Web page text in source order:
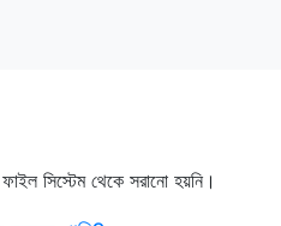
সিস্টেম থেকে সরানো হয়নি।